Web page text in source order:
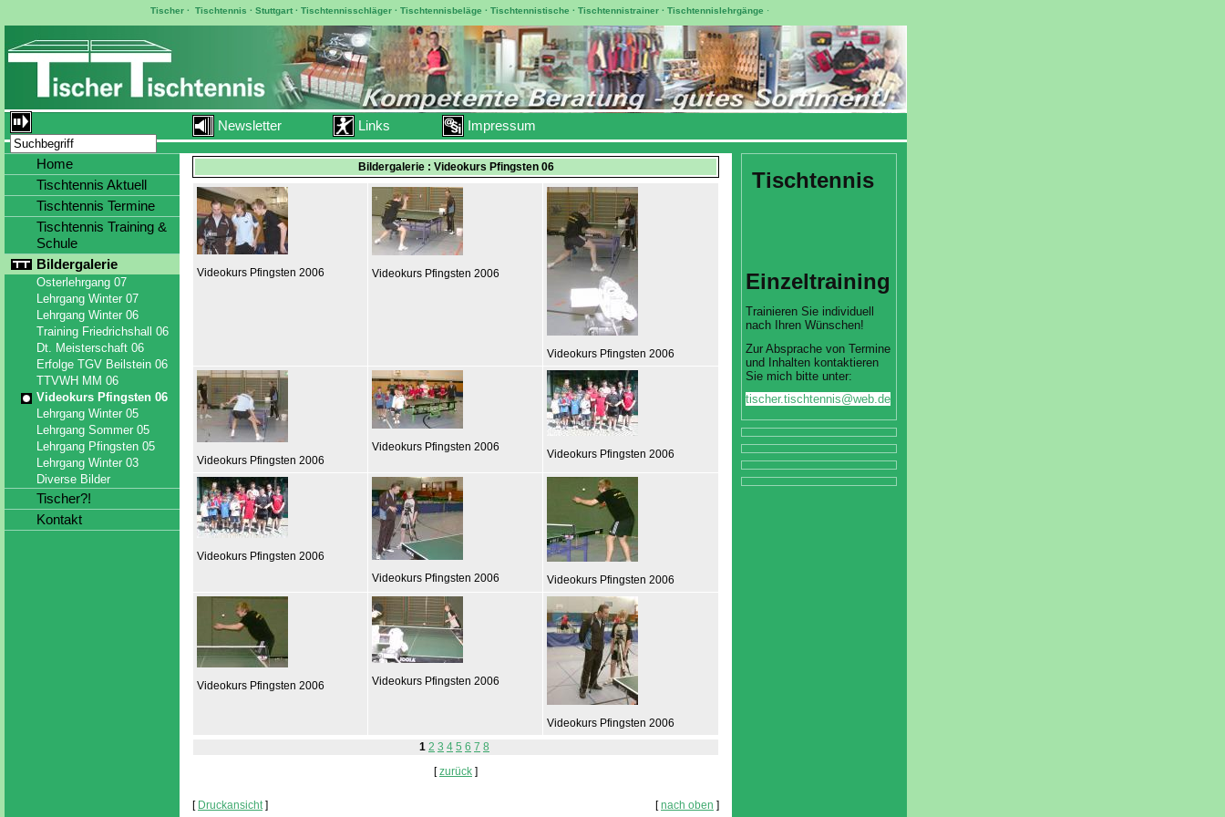
Tischer· Tischtennis · Stuttgart· Tischtennisschläger· Tischtennisbeläge · Tischtennistische · Tischtennistrainer· Tischtennislehrgänge ·
Newsletter Links Impressum
Bildergalerie : Videokurs Pfingsten 06
Videokurs Pfingsten 2006 Videokurs Pfingsten 2006
Videokurs Pfingsten 2006
Videokurs Pfingsten 2006
Videokurs Pfingsten 2006
Videokurs Pfingsten 2006
Videokurs Pfingsten 2006
Videokurs Pfingsten 2006
Videokurs Pfingsten 2006
Videokurs Pfingsten 2006 Videokurs Pfingsten 2006
Videokurs Pfingsten 2006
1 2 3 4 5 6 7 8
[zurück ]
[nach oben ]
[ Druckansicht]
Home
Tischtennis Aktuell
Tischtennis Termine
Tischtennis Training &
Schule
Bildergalerie
Osterlehrgang 07
Lehrgang Winter 07
Lehrgang Winter 06
Training Friedrichshall 06
Dt. Meisterschaft 06
Erfolge TGV Beilstein 06
TTVWH MM 06
Videokurs Pfingsten 06
Lehrgang Winter 05
Lehrgang Sommer 05
Lehrgang Pfingsten 05
Lehrgang Winter 03
Diverse Bilder
Tischer?!
Kontakt
Tischtennis
Einzeltraining
Trainieren Sie individuell
nach Ihren Wünschen!
Zur Absprache von Termine
und Inhalten kontaktieren
Sie mich bitte unter:
tischer.tischtennis@web.de